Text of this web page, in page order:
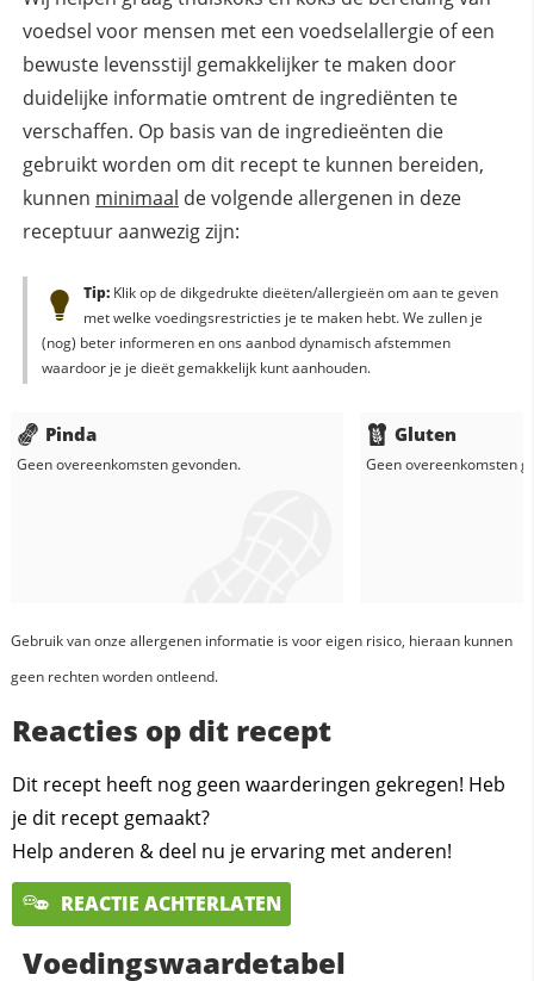
voedsel voor mensen met een voedselallergie of een
bewuste levensstijl gemakkelijker te maken door
duidelijke informatie omtrent de ingrediënten te
verschaffen. Op basis van de ingredieënten die
gebruikt worden om dit recept te kunnen bereiden,
kunnen minimaal de volgende allergenen in deze
receptuur aanwezig zijn:
Tip:Klik op de dikgedrukte dieëten/allergieën om aan te geven
met welke voedingsrestricties je te maken hebt. We zullen je
(nog) beter informeren en ons aanbod dynamisch afstemmen
waardoor je je dieët gemakkelijk kunt aanhouden.
Pinda
Geen overeenkomsten gevonden.
Gluten
Geen overeenkomsten
Gebruik van onze allergenen informatie is voor eigen risico, hieraan kunnen
geen rechten worden ontleend.
Reacties op dit recept
Dit recept heeft nog geen waarderingen gekregen! Heb
je dit recept gemaakt?
Help anderen & deel nu je ervaring met anderen!
REACTIE ACHTERLATEN
Voedingswaardetabel